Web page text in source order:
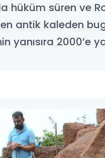
hüküm süren
antik kaleden
2000’e